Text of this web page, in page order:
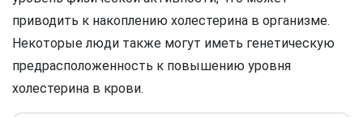
приводить к накоплению холестерина в организме.
Некоторые люди также могут иметь генетическую
предрасположенность к повышению уровня
холестерина в крови.